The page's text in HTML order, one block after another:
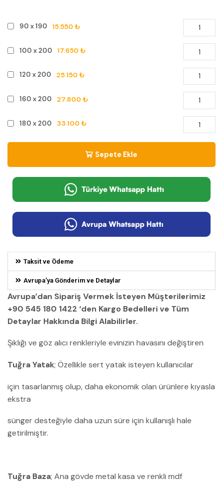
90 x 190 15.550 ₺
100 x 200 17.650 ₺
120 x 200 25.150 ₺
160 x 200 27.800 ₺
180 x 200 33.100 ₺
Sepete Ekle
Taksit ve Ödeme
Avrupa'ya Gönderim ve Detaylar
Avrupa’dan Sipariş Vermek İsteyen Müşterilerimiz
+90 545 180 1422 ‘den Kargo Bedelleri ve Tüm
Detaylar Hakkında Bilgi Alabilirler.
Şıklığı ve göz alıcı renkleriyle evinizin havasını değiştiren
Tuğra Yatak; Özellikle sert yatak isteyen kullanıcılar
için tasarlanmış olup, daha ekonomik olan ürünlere kıyasla
ekstra
sünger desteğiyle daha uzun süre için kullanışlı hale
getirilmiştir.
Tuğra Baza; Ana gövde metal kasa ve renkli mdf